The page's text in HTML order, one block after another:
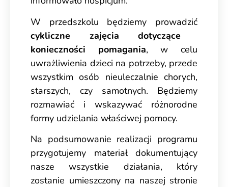
W przedszkolu będziemy prowadzić
cykliczne zajęcia dotyczące
konieczności pomagania, w celu
uwrażliwienia dzieci na potrzeby, przede
wszystkim osób nieuleczalnie chorych,
starszych, czy samotnych. Będziemy
rozmawiać i wskazywać różnorodne
formy udzielania właściwej pomocy.
Na podsumowanie realizacji programu
przygotujemy materiał dokumentujący
nasze wszystkie działania, który
zostanie umieszczony na naszej stronie